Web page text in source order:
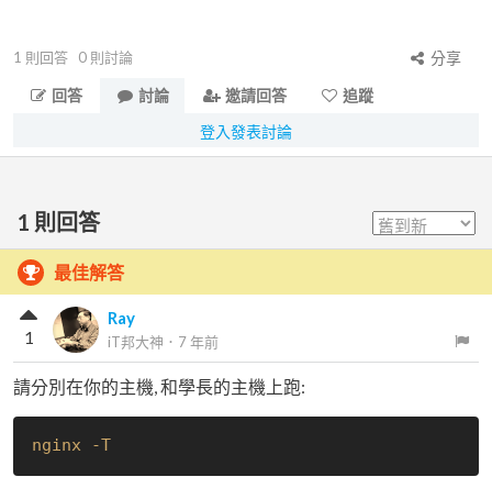
1 則回答 0 則討論
分享
回答
討論 邀請回答
追蹤
登入發表討論
1 則回答
最佳解答
Ray
iT邦大神 ． 7 年前
1
請分別在你的主機, 和學長的主機上跑:
nginx -T